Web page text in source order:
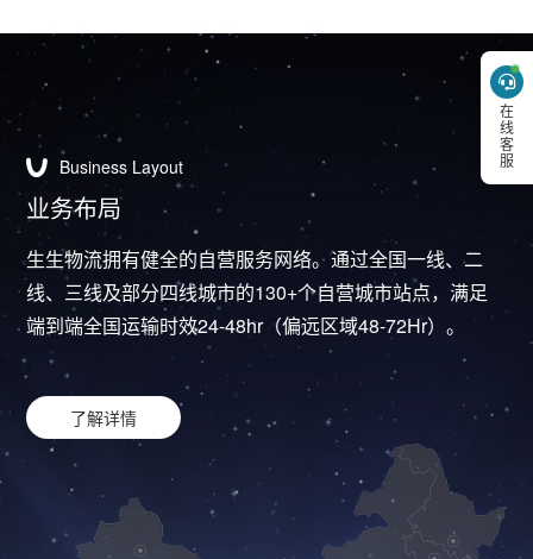
Business Layout
业务布局
生生物流拥有健全的自营服务网络。通过全国一线、二
线、三线及部分四线城市的130+个自营城市站点，满足
端到端全国运输时效24-48hr（偏远区域48-72Hr）。
了解详情
在线客服